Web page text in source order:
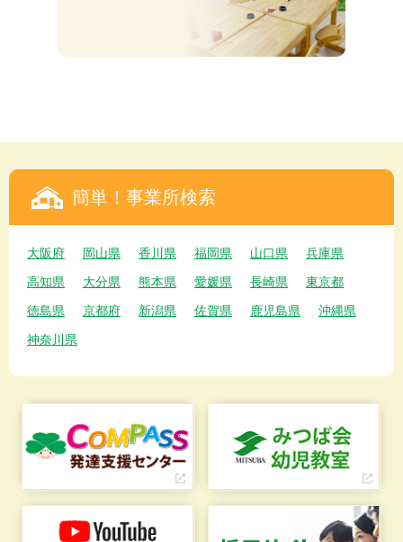
簡単！事業所検索
大阪府 岡山県 香川県 福岡県 山口県
兵庫県
高知県
大分県 熊本県 愛媛県 長崎県
東京都
徳島県
京都府 新潟県 佐賀県 鹿児島県
沖縄県
神奈川県